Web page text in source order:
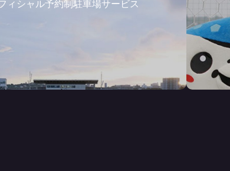
ィシャル予約制駐車場サービス